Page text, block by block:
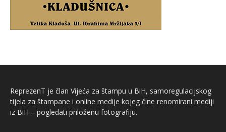
ReprezenT je član Vijeća za štampu u BiH, samoregulacijskog
tijela za štampane i online medije kojeg čine renomirani mediji
iz BiH – pogledati priloženu fotografiju.